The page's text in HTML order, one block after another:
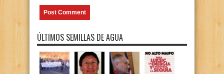
ÚLTIMOS SEMILLAS DE AGUA